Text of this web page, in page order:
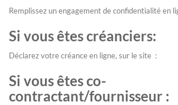
Remplissez un engagement de confidentialité en
Si vous êtes créanciers:
Déclarez votre créance en ligne, sur le site :
Si vous êtes co-
contractant/fournisseur :